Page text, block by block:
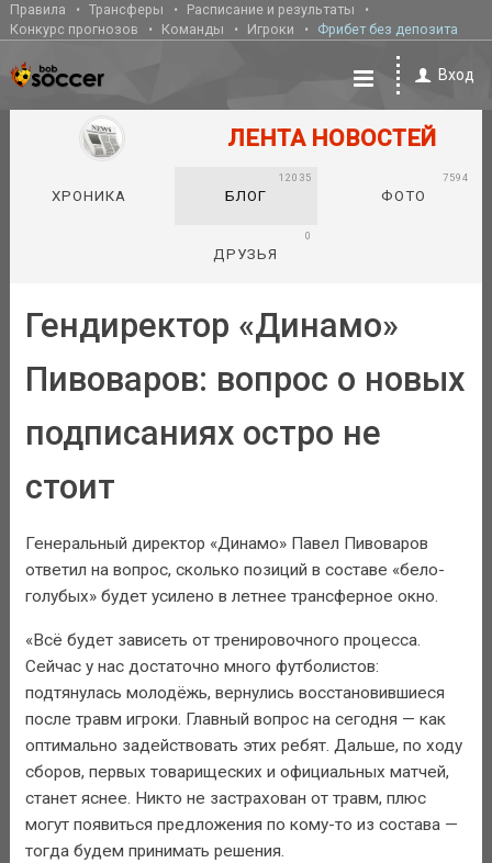
Правила Трансферы
Расписание и результаты
Конкурс прогнозов
Команды Игроки Фрибет без депозита
Вход
ЛЕНТА НОВОСТЕЙ
ХРОНИКА БЛОГ
12035
ФОТО
7594
ДРУЗЬЯ
0
Гендиректор «Динамо»
Пивоваров: вопрос о новых
подписаниях остро не
стоит
Генеральный директор «Динамо» Павел Пивоваров
ответил на вопрос, сколько позиций в составе «бело-
голубых» будет усилено в летнее трансферное окно.
«Всё будет зависеть от тренировочного процесса.
Сейчас у нас достаточно много футболистов:
подтянулась молодёжь, вернулись восстановившиеся
после травм игроки. Главный вопрос на сегодня — как
оптимально задействовать этих ребят. Дальше, по ходу
сборов, первых товарищеских и официальных матчей,
станет яснее. Никто не застрахован от травм, плюс
могут появиться предложения по кому-то из состава —
тогда будем принимать решения.